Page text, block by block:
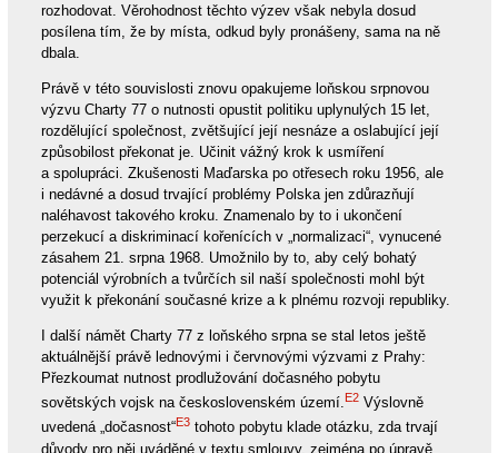
rozhodovat. Věrohodnost těchto výzev však nebyla dosud
posílena tím, že by místa, odkud byly pronášeny, sama na ně
dbala.
Právě v této souvislosti znovu opakujeme loňskou srpnovou
výzvu Charty 77 o nutnosti opustit politiku uplynulých 15 let,
rozdělující společnost, zvětšující její nesnáze a oslabující její
způsobilost překonat je. Učinit vážný krok k usmíření
a spolupráci. Zkušenosti Maďarska po otřesech roku 1956, ale
i nedávné a dosud trvající problémy Polska jen zdůrazňují
naléhavost takového kroku. Znamenalo by to i ukončení
perzekucí a diskriminací kořenících v „normalizaci“, vynucené
zásahem 21. srpna 1968. Umožnilo by to, aby celý bohatý
potenciál výrobních a tvůrčích sil naší společnosti mohl být
využit k překonání současné krize a k plnému rozvoji republiky.
I další námět Charty 77 z loňského srpna se stal letos ještě
aktuálnější právě lednovými i červnovými výzvami z Prahy:
Přezkoumat nutnost prodlužování dočasného pobytu
sovětských vojsk na československém území.E2Výslovně
uvedená „dočasnost“E3tohoto pobytu klade otázku, zda trvají
důvody pro něj uváděné v textu smlouvy, zejména po úpravě